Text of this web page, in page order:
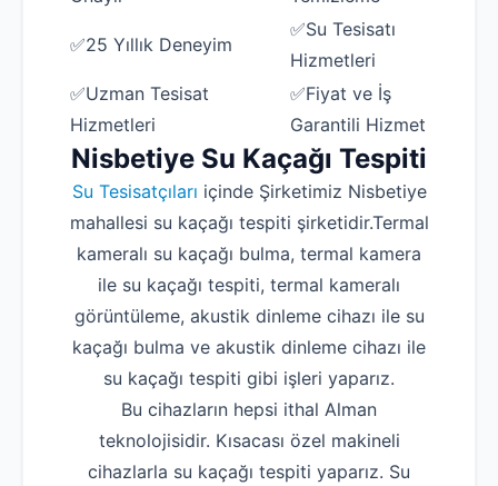
✅25 Yıllık Deneyim
✅Su Tesisatı
Hizmetleri
✅Uzman Tesisat
Hizmetleri
✅Fiyat ve İş
Garantili Hizmet
Nisbetiye Su Kaçağı Tespiti
Su Tesisatçıları içinde Şirketimiz Nisbetiye
mahallesi su kaçağı tespiti şirketidir.Termal
kameralı su kaçağı bulma, termal kamera
ile su kaçağı tespiti, termal kameralı
görüntüleme, akustik dinleme cihazı ile su
kaçağı bulma ve akustik dinleme cihazı ile
su kaçağı tespiti gibi işleri yaparız.
Bu cihazların hepsi ithal Alman
teknolojisidir. Kısacası özel makineli
cihazlarla su kaçağı tespiti yaparız. Su